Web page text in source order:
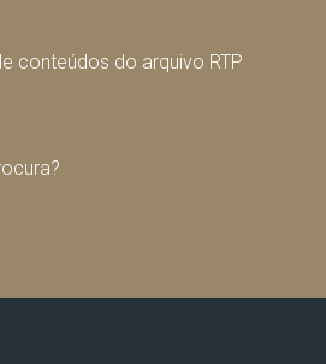
conteúdos do arquivo RTP